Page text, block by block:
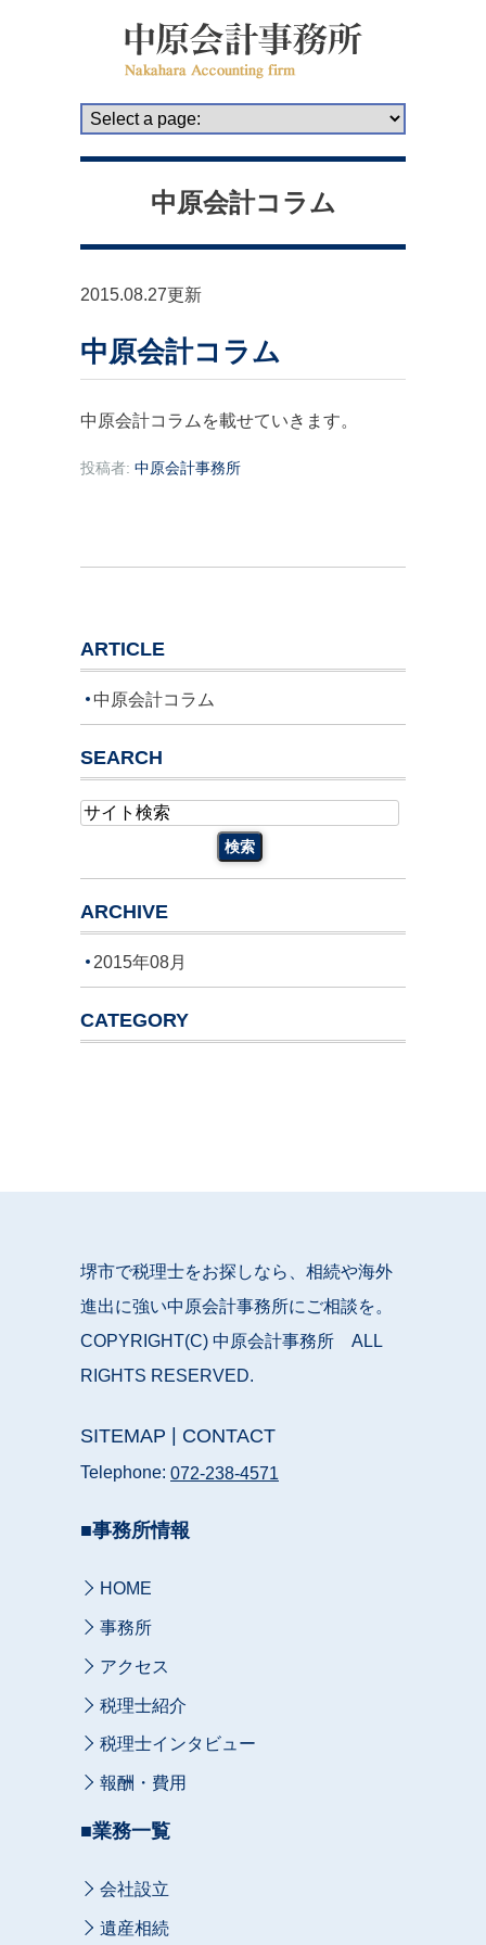
中原会計コラム
2015.08.27更新
中原会計コラム
中原会計コラムを載せていきます。
投稿者: 中原会計事務所
ARTICLE
中原会計コラム
SEARCH
ARCHIVE
2015年08月
CATEGORY
堺市で税理士をお探しなら、相続や海外
進出に強い中原会計事務所にご相談を。
COPYRIGHT(C) 中原会計事務所 ALL
RIGHTS RESERVED.
SITEMAP CONTACT
Telephone: 072-238-4571
■事務所情報
HOME
事務所
アクセス
税理士紹介
税理士インタビュー
報酬・費用
■業務一覧
会社設立
遺産相続